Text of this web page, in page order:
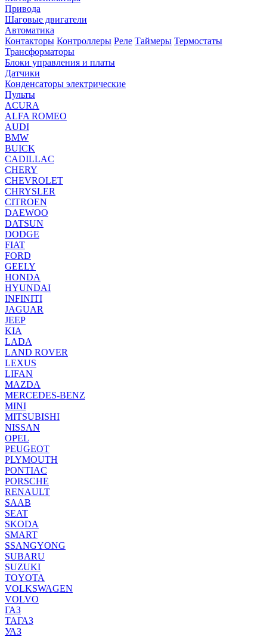
Привода
Шаговые двигатели
Автоматика
Контакторы Контроллеры Реле Таймеры Термостаты
Трансформаторы
Блоки управления и платы
Датчики
Конденсаторы электрические
Пульты
ACURA
ALFA ROMEO
AUDI
BMW
BUICK
CADILLAC
CHERY
CHEVROLET
CHRYSLER
CITROEN
DAEWOO
DATSUN
DODGE
FIAT
FORD
GEELY
HONDA
HYUNDAI
INFINITI
JAGUAR
JEEP
KIA
LADA
LAND ROVER
LEXUS
LIFAN
MAZDA
MERCEDES-BENZ
MINI
MITSUBISHI
NISSAN
OPEL
PEUGEOT
PLYMOUTH
PONTIAC
PORSCHE
RENAULT
SAAB
SEAT
SKODA
SMART
SSANGYONG
SUBARU
SUZUKI
TOYOTA
VOLKSWAGEN
VOLVO
ГАЗ
ТАГАЗ
УАЗ